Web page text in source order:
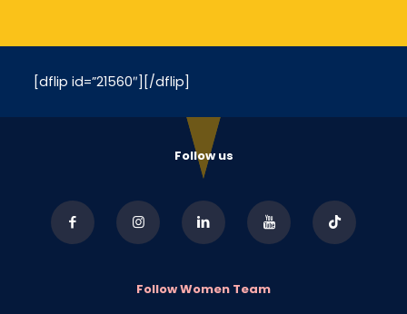
[dflip id=”21560″][/dflip]
Follow us
Follow Women Team